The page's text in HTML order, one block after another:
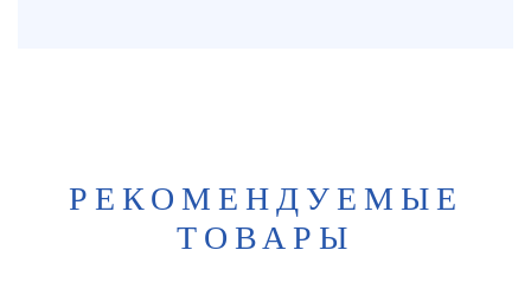
РЕКОМЕНДУЕМЫЕ
ТОВАРЫ